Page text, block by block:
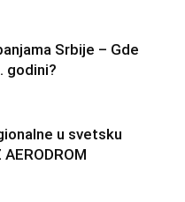
Srbije – Gde
godini?
u svetsku